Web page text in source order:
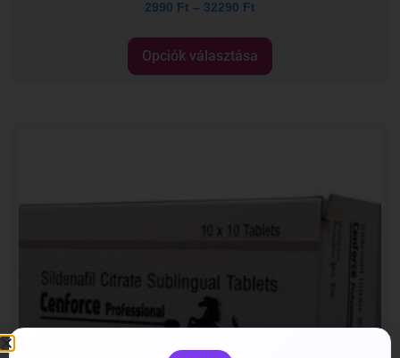
2990 Ft – 32290 Ft
Opciók választása